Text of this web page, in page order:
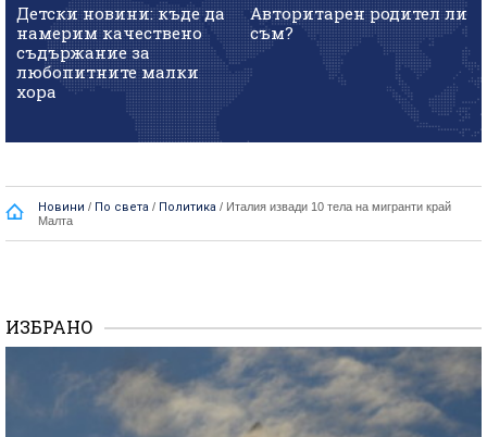
Детски новини: къде да
намерим качествено
съдържание за
любопитните малки
хора
Авторитарен родител ли
съм?
Новини / По света / Политика / Италия извади 10 тела на мигранти край
Малта
ИЗБРАНО